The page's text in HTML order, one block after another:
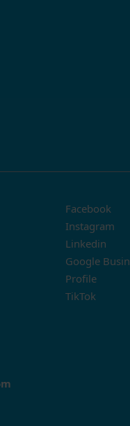
Facebook
Instagram
Linkedin
Google
Profile
TikTok